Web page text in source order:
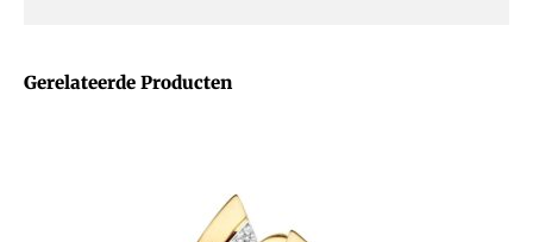
Gerelateerde Producten